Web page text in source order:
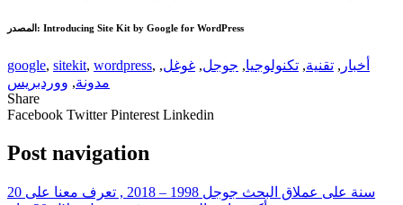
المصدر: Introducing Site Kit by Google for WordPress
google, sitekit, wordpress, أخبار , تقنية, تكنولوجيا, جوجل, غوغل,
مدونة, ووردبريس
Share
Facebook TwitterPinterest Linkedin
Post navigation
20 سنة على عملاق البحث جوجل 1998 – 2018 , تعرف معنا على